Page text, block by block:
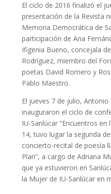
El ciclo de 2016 finalizó el
presentación de la Revista
Memoria Democrática de
participación de Ana
Ifigenia Bueno, concejala
Rodríguez, miembro del
poetas David Romero y
Pablo Maestro.
El jueves 7 de julio,
inauguraron el ciclo de
IU-Sanlúcar “Encuentros en
14, tuvo lugar la segunda
concierto-recital de poesía
Plan”, a cargo de Adriana
que ya estuvieron en
la Mujer de IU-Sanlúcar en